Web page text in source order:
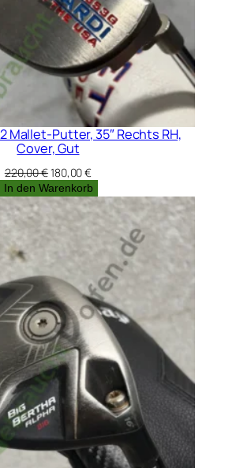
Mallet-Putter, 35″ Rechts RH,
Cover, Gut
220,00€Ursprünglicher
Preis
war:
220,00 €
180,00€Aktueller
Preis
ist:
180,00 €.
In den Warenkorb